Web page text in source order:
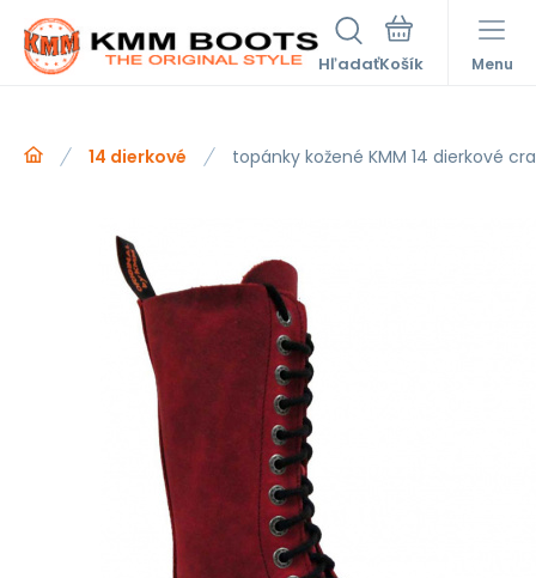
Hľadať Menu
14 dierkové topánky kožené KMM 14 dierkové